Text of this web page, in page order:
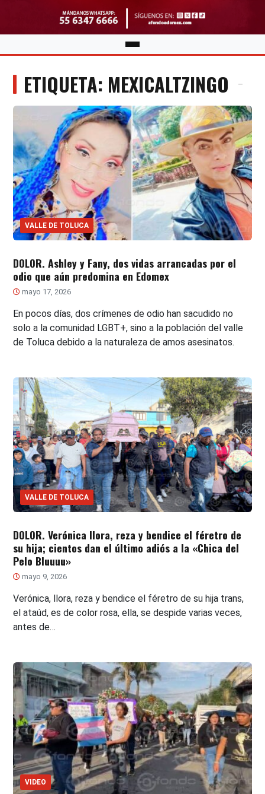
ETIQUETA: MEXICALTZINGO
VALLE DE TOLUCA
DOLOR. Ashley y Fany, dos vidas arrancadas por el
odio que aún predomina en Edomex
mayo 17, 2026
En pocos días, dos crímenes de odio han sacudido no
solo a la comunidad LGBT+, sino a la población del valle
de Toluca debido a la naturaleza de amos asesinatos.
VALLE DE TOLUCA
DOLOR. Verónica llora, reza y bendice el féretro de
su hija; cientos dan el último adiós a la «Chica del
Pelo Bluuuu»
mayo 9, 2026
Verónica, llora, reza y bendice el féretro de su hija trans,
el ataúd, es de color rosa, ella, se despide varias veces,
antes de…
VIDEO